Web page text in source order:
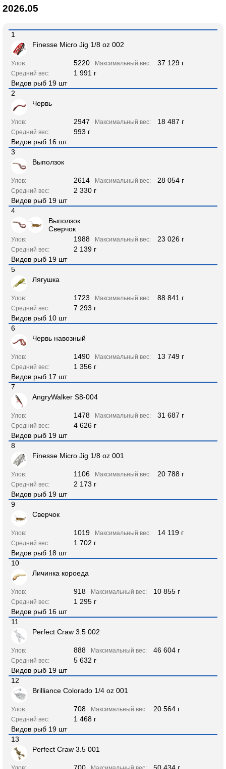
2026.05
1
Finesse Micro Jig 1/8 oz 002
Улов: 5220 Максимальный вес: 37 129 г
Средний вес:
1 991 г
Видов рыб 19 шт
2
Червь
Улов: 2947 Максимальный вес: 18 487 г
Средний вес:
993 г
Видов рыб 16 шт
3
Выползок
Улов: 2614 Максимальный вес: 28 054 г
Средний вес:
2 330 г
Видов рыб 19 шт
4
Выползок
Сверчок
Улов: 1988 Максимальный вес: 23 026 г
Средний вес:
2 139 г
Видов рыб 19 шт
5
Лягушка
Улов: 1723 Максимальный вес: 88 841 г
Средний вес:
7 293 г
Видов рыб 10 шт
6
Червь навозный
Улов: 1490 Максимальный вес: 13 749 г
Средний вес:
1 356 г
Видов рыб 17 шт
7
AngryWalker S8-004
Улов: 1478 Максимальный вес: 31 687 г
Средний вес:
4 626 г
Видов рыб 19 шт
8
Finesse Micro Jig 1/8 oz 001
Улов: 1106 Максимальный вес: 20 788 г
Средний вес:
2 173 г
Видов рыб 19 шт
9
Сверчок
Улов: 1019 Максимальный вес: 14 119 г
Средний вес:
1 702 г
Видов рыб 18 шт
10
Личинка короеда
Улов: 918 Максимальный вес: 10 855 г
Средний вес:
1 295 г
Видов рыб 16 шт
11
Perfect Craw 3.5 002
Улов: 888 Максимальный вес: 46 604 г
Средний вес:
5 632 г
Видов рыб 19 шт
12
Brilliance Colorado 1/4 oz 001
Улов: 708 Максимальный вес: 20 564 г
Средний вес:
1 468 г
Видов рыб 19 шт
13
Perfect Craw 3.5 001